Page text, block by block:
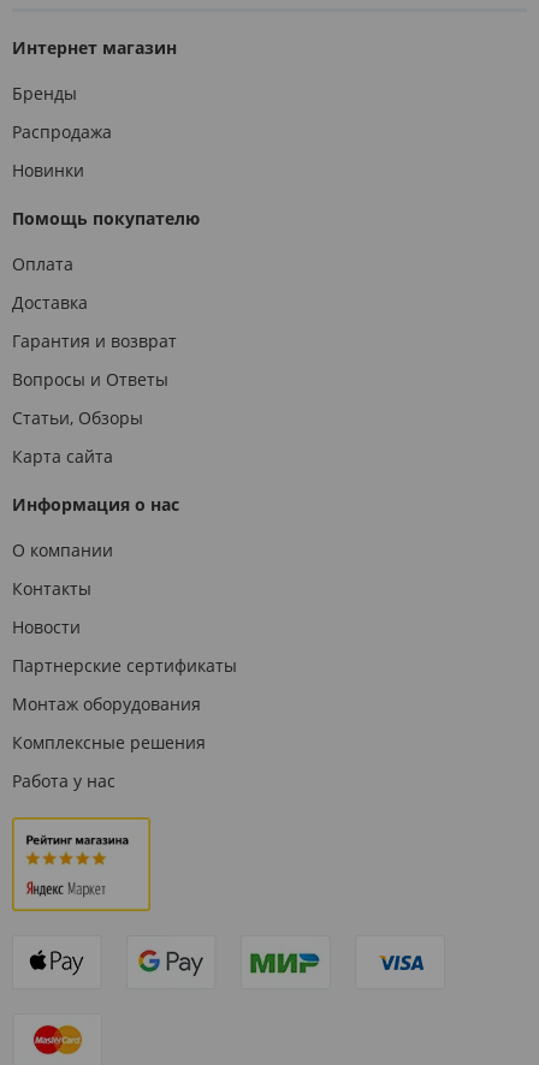
Интернет магазин
Бренды
Распродажа
Новинки
Помощь покупателю
Оплата
Доставка
Гарантия и возврат
Вопросы и Ответы
Статьи, Обзоры
Карта сайта
Информация о нас
О компании
Контакты
Новости
Партнерские сертификаты
Монтаж оборудования
Комплексные решения
Работа у нас